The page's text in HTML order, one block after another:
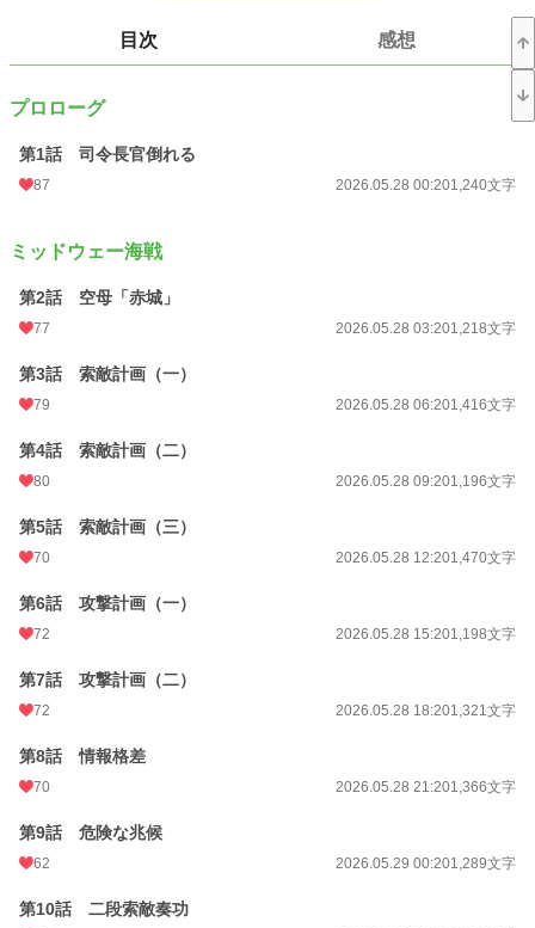
185,778
初回公開日時
初回完結日時 2026.06.28 18:25
月間ポイント 10,235 pt (4,413 位)
年間ポイント 85,563 pt (6,826 位)
累計ポイント
目次 感想
プロローグ
第1話 司令長官倒れる
87 2026.05.28 00:201,240文字
ミッドウェー海戦
第2話 空母「赤城」
77 2026.05.28 03:201,218文字
第3話 索敵計画（一）
79 2026.05.28 06:201,416文字
第4話 索敵計画（二）
80 2026.05.28 09:201,196文字
第5話 索敵計画（三）
70 2026.05.28 12:201,470文字
第6話 攻撃計画（一）
72 2026.05.28 15:201,198文字
第7話 攻撃計画（二）
72 2026.05.28 18:201,321文字
第8話 情報格差
70 2026.05.28 21:201,366文字
第9話 危険な兆候
62 2026.05.29 00:201,289文字
第10話 二段索敵奏功